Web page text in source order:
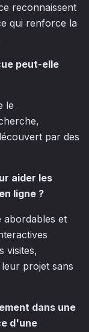
reconnaissent
qui renforce la
peut-elle
le
par des
aider les
ligne ?
abordables et
visites,
projet sans
dans une
d'une